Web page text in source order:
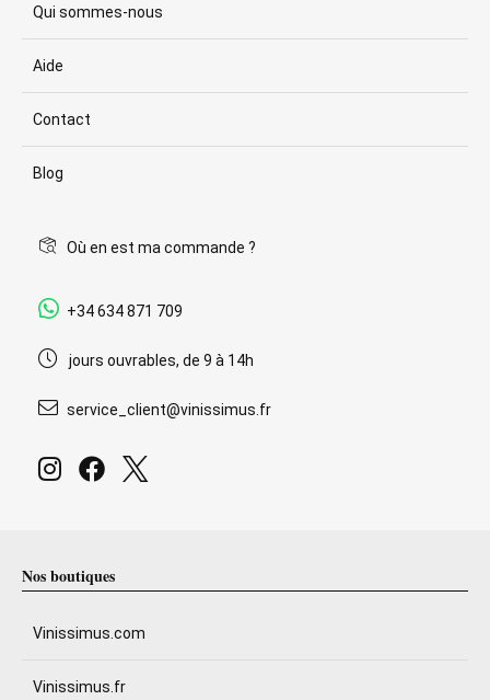
Qui sommes-nous
Aide
Contact
Blog
Où en est ma commande ?
+34 634 871 709
jours ouvrables, de 9 à 14h
service_client@vinissimus.fr
Nos boutiques
Vinissimus.com
Vinissimus.fr